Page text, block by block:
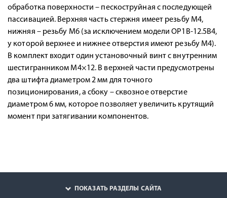
обработка поверхности – пескоструйная с последующей
пассивацией. Верхняя часть стержня имеет резьбу М4,
нижняя – резьбу М6 (за исключением модели OP1B-12.5B4,
у которой верхнее и нижнее отверстия имеют резьбу М4).
В комплект входит один установочный винт с внутренним
шестигранником M4×12. В верхней части предусмотрены
два штифта диаметром 2 мм для точного
позиционирования, а сбоку – сквозное отверстие
диаметром 6 мм, которое позволяет увеличить крутящий
момент при затягивании компонентов.
ПОКАЗАТЬ РАЗДЕЛЫ САЙТА